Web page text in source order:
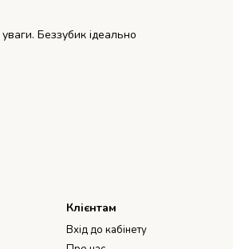
Беззубик ідеально
Клієнтам
Вхід до кабінету